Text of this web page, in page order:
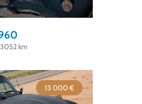
km
13 000 €